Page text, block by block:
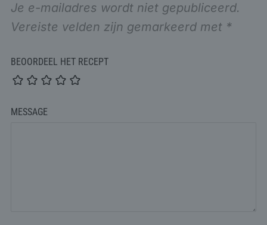
Je e-mailadres wordt niet gepubliceerd.
Vereiste velden zijn gemarkeerd met *
BEOORDEEL HET RECEPT
MESSAGE